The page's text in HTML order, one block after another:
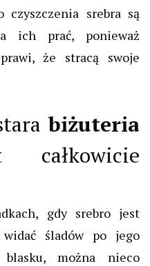
czyszczenia srebra są
ich prać, ponieważ
że stracą swoje
biżuteria
gdy srebro jest
śladów po jego
można nieco